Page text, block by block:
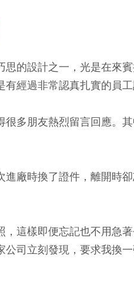
的設計之一，光是在來
經過非常認真扎實的員工
多朋友熱烈留言回應。
進廠時換了證件，離開時
，這樣即便忘記也不用急
司立刻發現，要求我換